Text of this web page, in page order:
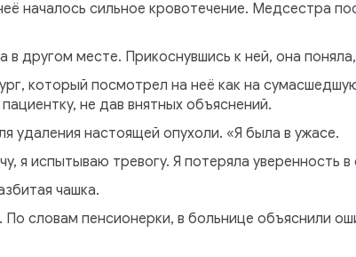
началось сильное кровотечение. Медсестра
другом месте. Прикоснувшись к ней, она
который посмотрел на неё как на
не дав внятных объяснений.
удаления настоящей опухоли. «Я была в ужасе.
я испытываю тревогу. Я потеряла уверенность в
чашка.
словам пенсионерки, в больнице объяснили